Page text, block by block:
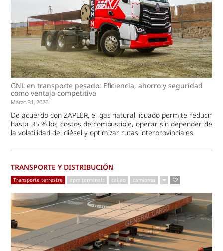
GNL en transporte pesado: Eficiencia, ahorro y seguridad
como ventaja competitiva
Marzo 31, 2026
De acuerdo con ZAPLER, el gas natural licuado permite reducir
hasta 35 % los costos de combustible, operar sin depender de
la volatilidad del diésel y optimizar rutas interprovinciales
TRANSPORTE Y DISTRIBUCIÓN
Transporte terrestre apm terminals callao camiones